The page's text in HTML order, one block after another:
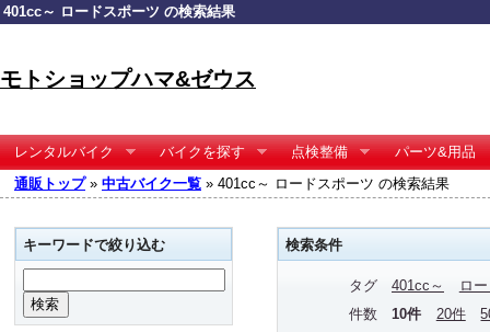
401cc～ ロードスポーツ の検索結果
モトショップハマ&ゼウス
レンタルバイク バイクを探す 点検整備
パーツ&用品
通販トップ» 中古バイク一覧 » 401cc～ ロードスポーツ の検索結果
検索条件
タグ 401cc～
ロ
件数
10件 20件
キーワードで絞り込む